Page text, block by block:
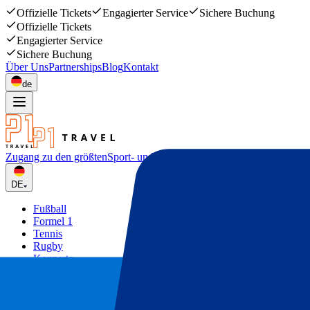
Offizielle Tickets Engagierter Service
Sichere Buchung
Offizielle Tickets
Engagierter Service
Sichere Buchung
Über UnsPartnershipsBlogKontakt
de
Zugang zu den größtenSport- und Musikevents
DE
Fußball
Formel 1
Tennis
Rugby
Konzerte